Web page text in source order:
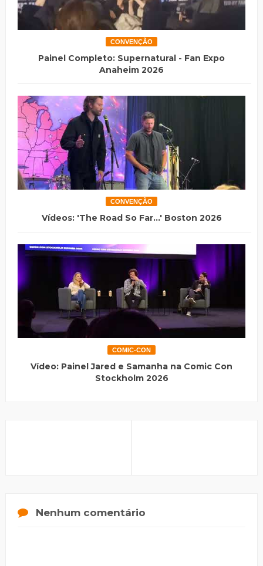
CONVENÇÃO
Painel Completo: Supernatural - Fan Expo
Anaheim 2026
CONVENÇÃO
Vídeos: 'The Road So Far...' Boston 2026
COMIC-CON
Vídeo: Painel Jared e Samanha na Comic Con
Stockholm 2026
Nenhum comentário